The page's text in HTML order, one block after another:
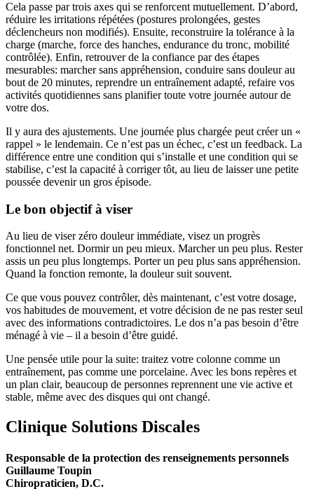
Cela passe par trois axes qui se renforcent mutuellement. D’abord,
réduire les irritations répétées (postures prolongées, gestes
déclencheurs non modifiés). Ensuite, reconstruire la tolérance à la
charge (marche, force des hanches, endurance du tronc, mobilité
contrôlée). Enfin, retrouver de la confiance par des étapes
mesurables: marcher sans appréhension, conduire sans douleur au
bout de 20 minutes, reprendre un entraînement adapté, refaire vos
activités quotidiennes sans planifier toute votre journée autour de
votre dos.
Il y aura des ajustements. Une journée plus chargée peut créer un «
rappel » le lendemain. Ce n’est pas un échec, c’est un feedback. La
différence entre une condition qui s’installe et une condition qui se
stabilise, c’est la capacité à corriger tôt, au lieu de laisser une petite
poussée devenir un gros épisode.
Le bon objectif à viser
Au lieu de viser zéro douleur immédiate, visez un progrès
fonctionnel net. Dormir un peu mieux. Marcher un peu plus. Rester
assis un peu plus longtemps. Porter un peu plus sans appréhension.
Quand la fonction remonte, la douleur suit souvent.
Ce que vous pouvez contrôler, dès maintenant, c’est votre dosage,
vos habitudes de mouvement, et votre décision de ne pas rester seul
avec des informations contradictoires. Le dos n’a pas besoin d’être
ménagé à vie – il a besoin d’être guidé.
Une pensée utile pour la suite: traitez votre colonne comme un
entraînement, pas comme une porcelaine. Avec les bons repères et
un plan clair, beaucoup de personnes reprennent une vie active et
stable, même avec des disques qui ont changé.
Clinique Solutions Discales
Responsable de la protection des renseignements personnels
Guillaume Toupin
Chiropraticien, D.C.